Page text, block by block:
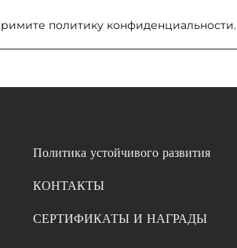
политику конфиденциальности.
Политика устойчивого развития
КОНТАКТЫ
СЕРТИФИКАТЫ И НАГРАДЫ